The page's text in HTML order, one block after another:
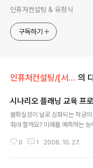
인퓨처컨설팅 & 유정식
구독하기
인퓨처컨설팅/[서비스] my services 의
시나리오 플래닝 교육 프
불확실성이 날로 심화되는 작금
춰야 할까요? 미래를 예측하는
는 미래를 통제할 수 없기 때문입
0 1 2008. 10. 27.